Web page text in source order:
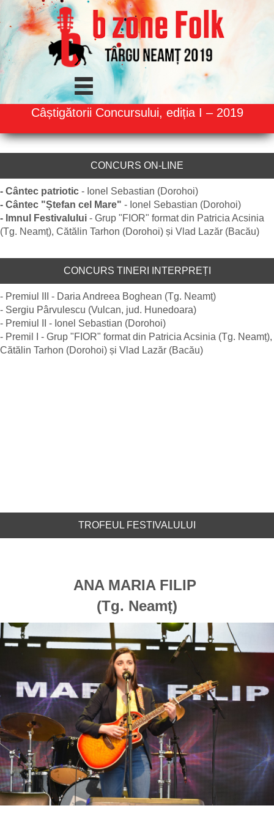
Câștigătorii Concursului, ediția I – 2019
CONCURS ON-LINE
- Cântec patriotic - Ionel Sebastian (Dorohoi)
- Cântec "Ștefan cel Mare" - Ionel Sebastian (Dorohoi)
- Imnul Festivalului - Grup "FIOR" format din Patricia Acsinia
(Tg. Neamț), Cătălin Tarhon (Dorohoi) și Vlad Lazăr (Bacău)
CONCURS TINERI INTERPREȚI
- Premiul III - Daria Andreea Boghean (Tg. Neamț)
- Sergiu Pârvulescu (Vulcan, jud. Hunedoara)
- Premiul II - Ionel Sebastian (Dorohoi)
- Premil I - Grup "FIOR" format din Patricia Acsinia (Tg. Neamț),
Cătălin Tarhon (Dorohoi) și Vlad Lazăr (Bacău)
TROFEUL FESTIVALULUI
ANA MARIA FILIP
(Tg. Neamț)